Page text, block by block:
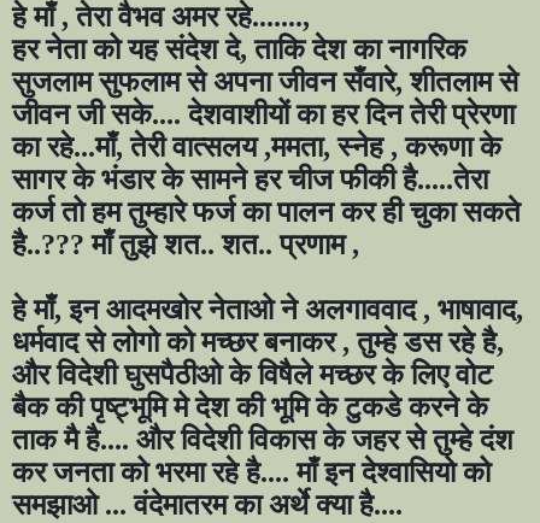
हे माँ,तेरा वैभव अमर रहे.......,
हर नेता को यह संदेश दे,ताकि देश का नागरिक
सुजलाम सुफलाम से अपना जीवन सँवारे,शीतलाम से
जीवन जी सके.... देशवाशीयों का हर दिन तेरी प्रेरणा
का रहे...माँ,तेरी वात्सलय,ममता,स्नेह ,करूणा के
सागर के भंडार के सामने हर चीज फीकी है.....तेरा
कर्ज तो हम तुम्हारे फर्ज का पालन कर ही चुका सकते
है..???माँ तुझे शत.. शत.. प्रणाम,
हे माँ,इन आदमखोर नेताओ ने अलगाववाद, भाषावाद,
धर्मवाद से लोगो को मच्छर बनाकर,तुम्हे डस रहे है,
और विदेशी घुसपैठीओ के विषैले मच्छर के लिए वोट
बैक की पृष्ट्भूमि मे देश की भूमि के टुकडे करने के
ताक मै है.... और विदेशी विकास के जहर से तुम्हे दंश
कर जनता को भरमा रहे है.... माँ इन देश्वासियो को
समझाओ ... वंदेमातरम का अर्थे क्या है....